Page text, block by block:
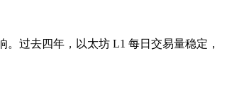
过去四年，以太坊 L1 每日交易量稳定，